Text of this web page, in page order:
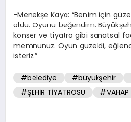
-Menekşe Kaya: “Benim için
oldu. Oyunu beğendim.
konser ve tiyatro gibi sanatsal
memnunuz. Oyun güzeldi,
isteriz.”
#belediye #büyükşehir
#ŞEHİR TİYATROSU
#VAHAP